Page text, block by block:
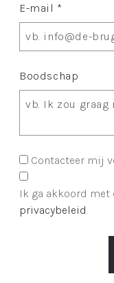
E-mail *
Boodschap
Contacteer mij
Ik ga akkoord met
privacybeleid